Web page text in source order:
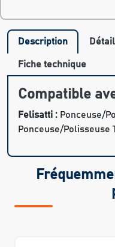
Description
Fiche technique
Compatible
Felisatti : Ponceuse/
Ponceuse/Polisseuse